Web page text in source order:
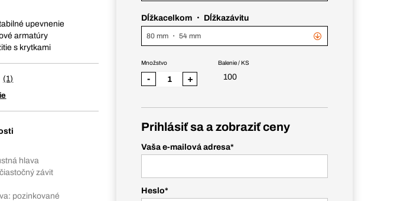
upevnenie
armatúry
s krytkami
(1)
hlava
závit
pozinkované
Dĺžkacelkom ・ Dĺžkazávitu
80 mm ・ 54 mm
Balenie / KS
100
Množstvo
- +
Prihlásiť sa a zobraziť ceny
Vaša e-mailová adresa*
Heslo*